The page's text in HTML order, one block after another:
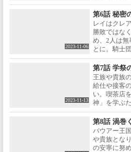
敷地内の魔
立学院の自
めの選抜試
破したクレ
ッド、セイ
対1の模擬
2023-11-06
第6話 秘密
レイはクレ
勝敗ではな
め、2人は無
とに。騎士
祭』での出
した。レイ
の実兄であ
ソーに頼ま
撃される不
の調査。二
2023-11-13
第7話 学祭
王族や貴族
給仕や接客
い。喫茶店
神」を学ぶ
いたのは、
た。レーネ
を身に着け
世での知識
シピを考案
第8話 渦巻
バウアー王
や貴族とな
の安寧に努